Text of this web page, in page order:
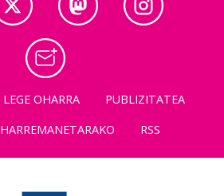
LEGE OHARRA
PUBLIZITATEA
HARREMANETARAKO RSS